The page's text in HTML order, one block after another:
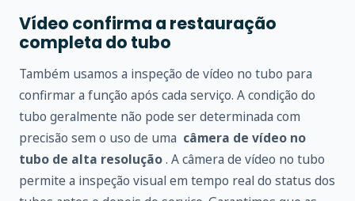
Vídeo confirma a restauração
completa do tubo
Também usamos a inspeção de vídeo no tubo para
confirmar a função após cada serviço. A condição do
tubo geralmente não pode ser determinada com
precisão sem o uso de uma câmera de vídeo no
tubo de alta resolução. A câmera de vídeo no tubo
permite a inspeção visual em tempo real do status dos